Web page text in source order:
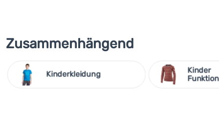
Zusammenhängend
Kinderkleidung Kinder